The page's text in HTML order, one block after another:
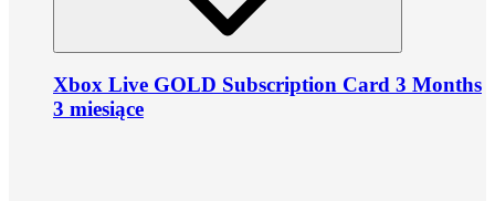
Xbox Live GOLD Subscription Card 3 Months
3 miesiące